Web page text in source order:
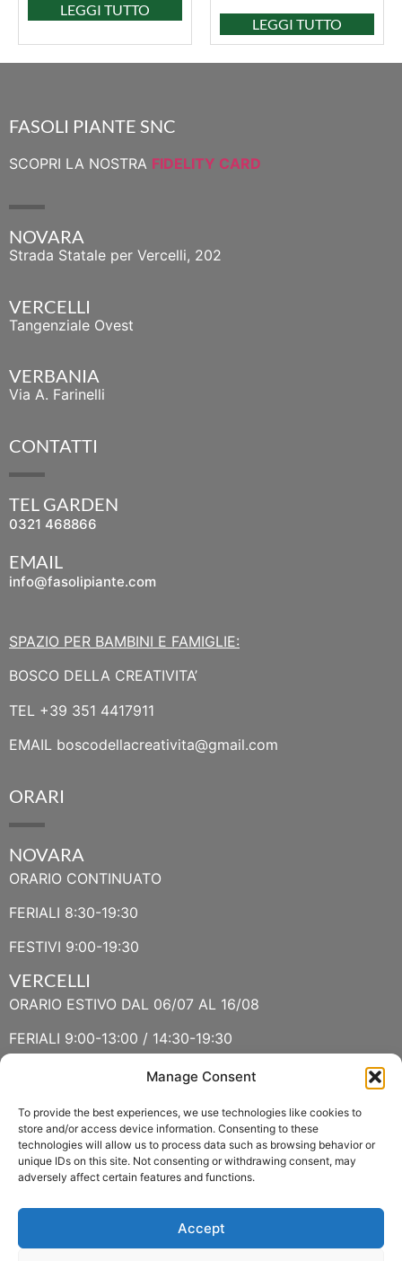
Manage Consent
To provide the best experiences, we use technologies like cookies to
store and/or access device information. Consenting to these
technologies will allow us to process data such as browsing behavior or
unique IDs on this site. Not consenting or withdrawing consent, may
adversely affect certain features and functions.
Accept
LEGGI TUTTO
LEGGI TUTTO
FASOLI PIANTE SNC
SCOPRI LA NOSTRA FIDELITY CARD
NOVARA
Strada Statale per Vercelli, 202
VERCELLI
Tangenziale Ovest
VERBANIA
Via A. Farinelli
CONTATTI
TEL GARDEN
0321 468866
EMAIL
info@fasolipiante.com
SPAZIO PER BAMBINI E FAMIGLIE:
BOSCO DELLA CREATIVITA’
TEL +39 351 4417911
EMAIL boscodellacreativita@gmail.com
ORARI
NOVARA
ORARIO CONTINUATO
FERIALI 8:30-19:30
FESTIVI 9:00-19:30
VERCELLI
ORARIO ESTIVO DAL 06/07 AL 16/08
FERIALI 9:00-13:00 / 14:30-19:30
FESTIVI 9:30-13:00 / 14:30-19:30
VERBANIA
ORARIO ESTIVO LUGLIO E AGOSTO
FERIALI 8:30-13:00 / 15:00-19:00
FESTIVI 8:30-12:30